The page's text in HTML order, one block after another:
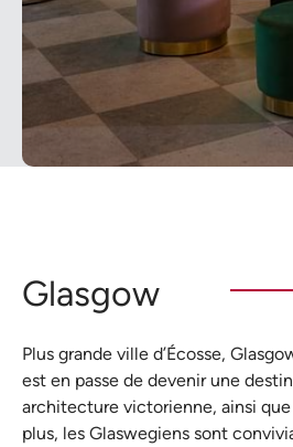
Glasgow
Plus grande ville d’Écosse,
est en passe de devenir une
architecture victorienne, ainsi
plus, les Glaswegiens sont